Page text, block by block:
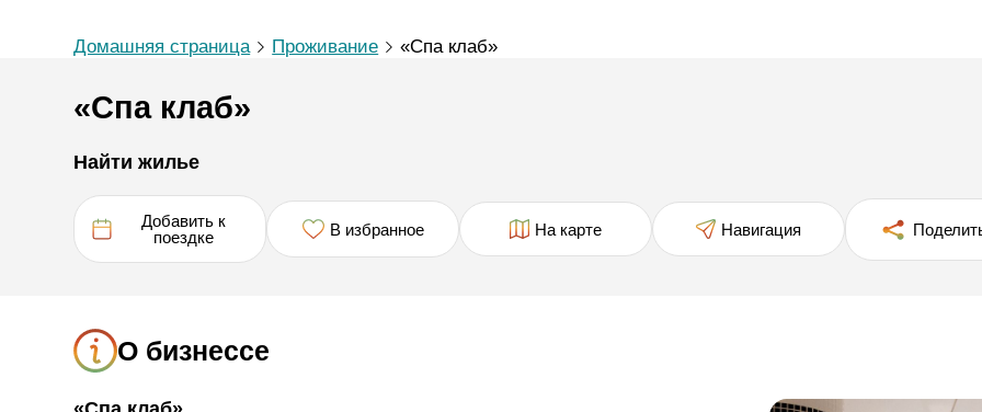
Домашняя страница Проживание «Спа клаб»
«Спа клаб»
Найти жилье
Добавить к
поездке
В избранное На карте Навигация
О бизнессе